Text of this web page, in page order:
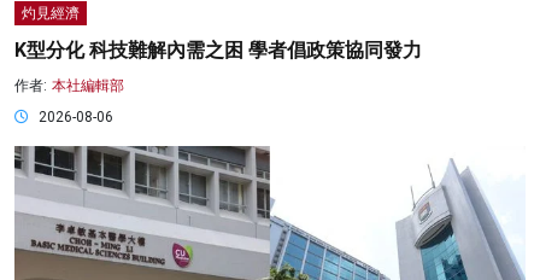
灼見經濟
K型分化 科技難解內需之困 學者倡政策協同發力
作者: 本社編輯部
2026-08-06